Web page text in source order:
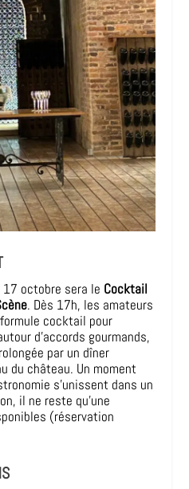
octobre sera le Cocktail
. Dès 17h, les amateurs
cocktail pour
d’accords gourmands,
par un dîner
du château. Un moment
s’unissent dans un
il ne reste qu’une
(réservation